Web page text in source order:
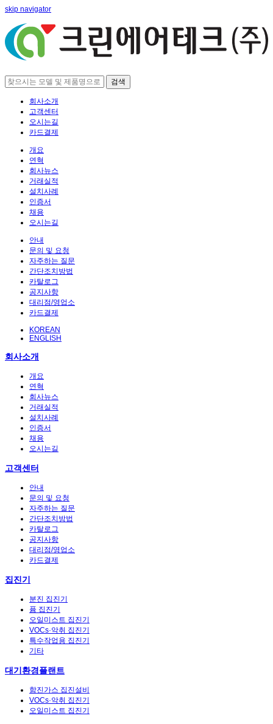
skip navigator
검색
회사소개
고객센터
오시는길
카드결제
개요
연혁
회사뉴스
거래실적
설치사례
인증서
채용
오시는길
안내
문의 및 요청
자주하는 질문
간단조치방법
카탈로그
공지사항
대리점/영업소
카드결제
KOREAN
ENGLISH
회사소개
개요
연혁
회사뉴스
거래실적
설치사례
인증서
채용
오시는길
고객센터
안내
문의 및 요청
자주하는 질문
간단조치방법
카탈로그
공지사항
대리점/영업소
카드결제
집진기
분진 집진기
퓸 집진기
오일미스트 집진기
VOCs·악취 집진기
특수작업용 집진기
기타
대기환경플랜트
함진가스 집진설비
VOCs·악취 집진기
오일미스트 집진기